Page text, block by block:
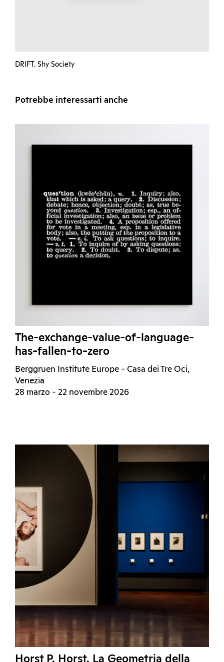
DRIFT. Shy Society
Potrebbe interessarti anche
The-exchange-value-of-language-
has-fallen-to-zero
Berggruen Institute Europe - Casa dei Tre Oci,
Venezia
28 marzo - 22 novembre 2026
Horst P. Horst. La Geometria della